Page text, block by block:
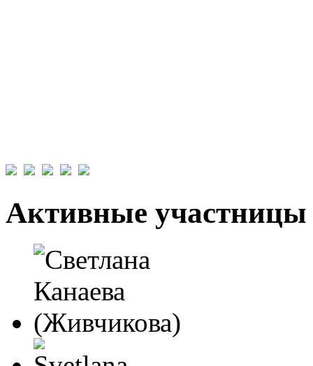
Активные участницы